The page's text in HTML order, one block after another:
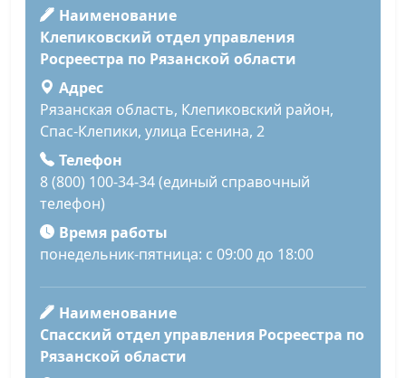
Наименование
Клепиковский отдел управления
Росреестра по Рязанской области
Адрес
Рязанская область, Клепиковский район,
Спас-Клепики, улица Есенина, 2
Телефон
8 (800) 100-34-34 (единый справочный
телефон)
Время работы
понедельник-пятница: с 09:00 до 18:00
Наименование
Спасский отдел управления Росреестра по
Рязанской области